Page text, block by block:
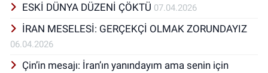
ESKİ DÜNYA DÜZENİ ÇÖKTÜ 07.04.2026
İRAN MESELESİ: GERÇEKÇİ OLMAK ZORUNDAYIZ
06.04.2026
Çin’in mesajı: İran’ın yanındayım ama senin için